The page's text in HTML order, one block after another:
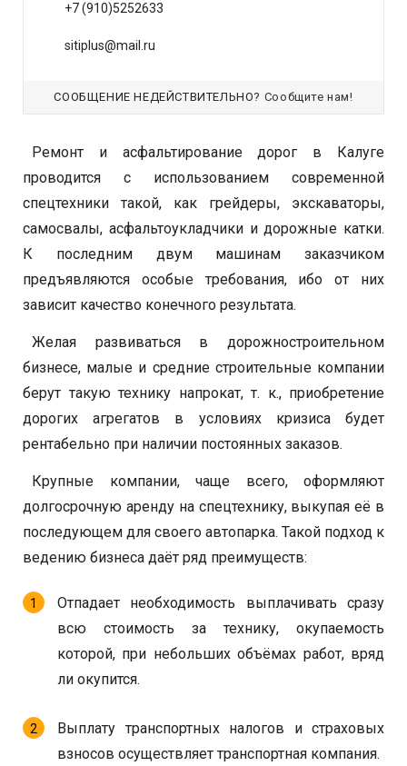
+7 (910)5252633
sitiplus@mail.ru
СООБЩЕНИЕ НЕДЕЙСТВИТЕЛЬНО? Сообщите нам!
Ремонт и асфальтирование дорог в Калуге
проводится с использованием современной
спецтехники такой, как грейдеры, экскаваторы,
самосвалы, асфальтоукладчики и дорожные катки.
К последним двум машинам заказчиком
предъявляются особые требования, ибо от них
зависит качество конечного результата.
Желая развиваться в дорожностроительном
бизнесе, малые и средние строительные компании
берут такую технику напрокат, т. к., приобретение
дорогих агрегатов в условиях кризиса будет
рентабельно при наличии постоянных заказов.
Крупные компании, чаще всего, оформляют
долгосрочную аренду на спецтехнику, выкупая её в
последующем для своего автопарка. Такой подход к
ведению бизнеса даёт ряд преимуществ:
Отпадает необходимость выплачивать сразу
всю стоимость за технику, окупаемость
которой, при небольших объёмах работ, вряд
ли окупится.
Выплату транспортных налогов и страховых
взносов осуществляет транспортная компания.